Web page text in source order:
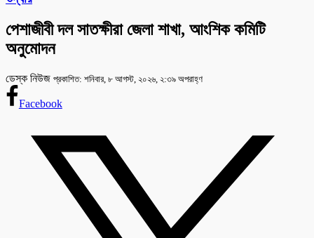
পেশাজীবী দল সাতক্ষীরা জেলা শাখা, আংশিক কমিটি
অনুমোদন
ডেস্ক নিউজ প্রকাশিত: শনিবার, ৮ আগস্ট, ২০২৬, ২:৩৯ অপরাহ্ণ
Facebook